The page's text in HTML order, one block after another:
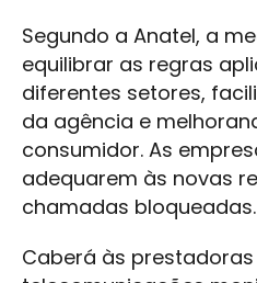
Segundo a Anatel, a
equilibrar as regras
diferentes setores,
da agência e
consumidor. As
adequarem às novas
chamadas bloqueadas.
Caberá às